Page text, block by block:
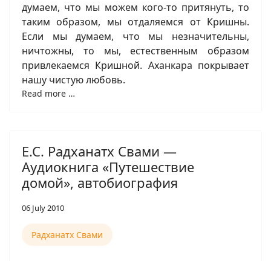
думаем, что мы можем кого-то притянуть, то
таким образом, мы отдаляемся от Кришны.
Если мы думаем, что мы незначительны,
ничтожны, то мы, естественным образом
привлекаемся Кришной. Аханкара покрывает
нашу чистую любовь.
Read more …
Е.С. Радханатх Свами —
Аудиокнига «Путешествие
домой», автобиография
06 July 2010
Радханатх Свами